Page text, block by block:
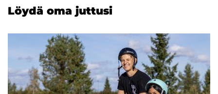
Löydä oma jut­tusi